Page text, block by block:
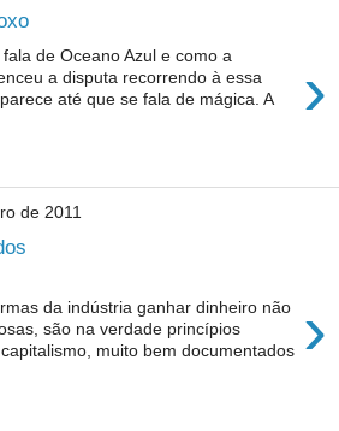
›
de Oceano Azul e como a
a disputa recorrendo à essa
até que se fala de mágica. A
de 2011
›
da indústria ganhar dinheiro não
são na verdade princípios
muito bem documentados